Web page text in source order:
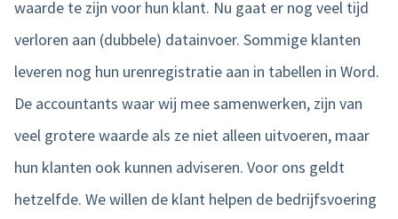
waarde te zijn voor hun klant. Nu gaat er nog veel tijd
verloren aan (dubbele) datainvoer. Sommige klanten
leveren nog hun urenregistratie aan in tabellen in Word.
De accountants waar wij mee samenwerken, zijn van
veel grotere waarde als ze niet alleen uitvoeren, maar
hun klanten ook kunnen adviseren. Voor ons geldt
hetzelfde. We willen de klant helpen de bedrijfsvoering